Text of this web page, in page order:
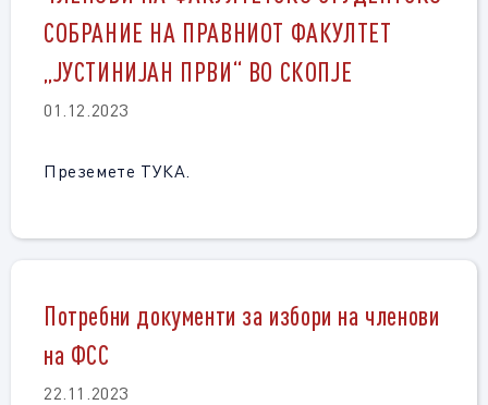
СОБРАНИЕ НА ПРАВНИОТ ФАКУЛТЕТ
„ЈУСТИНИЈАН ПРВИ“ ВО СКОПЈЕ
01.12.2023
Преземете ТУКА.
Потребни документи за избори на членови
на ФСС
22.11.2023